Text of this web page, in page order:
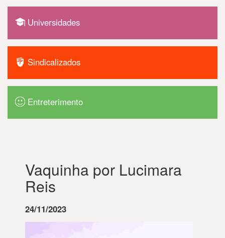
Universidades
Sindicalizados
Entreterimento
Vaquinha por Lucimara
Reis
24/11/2023